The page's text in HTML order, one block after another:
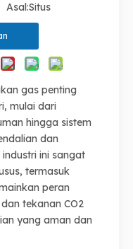
Situs
gas penting
mulai dari
hingga sistem
dan
ini sangat
termasuk
peran
tekanan CO2
yang aman dan